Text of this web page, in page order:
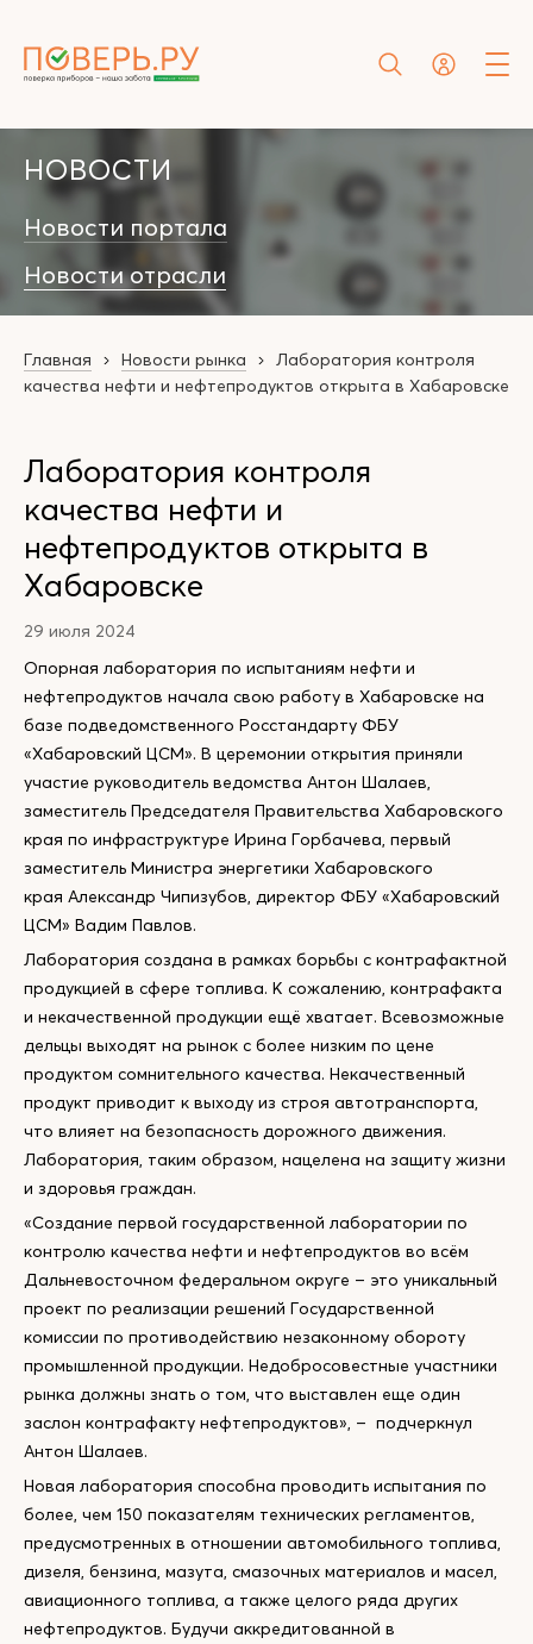
НОВОСТИ
Новости портала
Новости отрасли
Главная Новости рынка
Лаборатория контроля
качества нефти и нефтепродуктов открыта в Хабаровске
Лаборатория контроля
качества нефти и
нефтепродуктов открыта в
Хабаровске
29 июля 2024
Опорная лаборатория по испытаниям нефти и
нефтепродуктов начала свою работу в Хабаровске на
базе подведомственного Росстандарту ФБУ
«Хабаровский ЦСМ». В церемонии открытия приняли
участие руководитель ведомства Антон Шалаев,
заместитель Председателя Правительства Хабаровского
края по инфраструктуре Ирина Горбачева, первый
заместитель Министра энергетики Хабаровского
края Александр Чипизубов, директор ФБУ «Хабаровский
ЦСМ» Вадим Павлов.
Лаборатория создана в рамках борьбы с контрафактной
продукцией в сфере топлива. К сожалению, контрафакта
и некачественной продукции ещё хватает. Всевозможные
дельцы выходят на рынок с более низким по цене
продуктом сомнительного качества. Некачественный
продукт приводит к выходу из строя автотранспорта,
что влияет на безопасность дорожного движения.
Лаборатория, таким образом, нацелена на защиту жизни
и здоровья граждан.
«Создание первой государственной лаборатории по
контролю качества нефти и нефтепродуктов во всём
Дальневосточном федеральном округе – это уникальный
проект по реализации решений Государственной
комиссии по противодействию незаконному обороту
промышленной продукции. Недобросовестные участники
рынка должны знать о том, что выставлен еще один
заслон контрафакту нефтепродуктов», – подчеркнул
Антон Шалаев.
Новая лаборатория способна проводить испытания по
более, чем 150 показателям технических регламентов,
предусмотренных в отношении автомобильного топлива,
дизеля, бензина, мазута, смазочных материалов и масел,
авиационного топлива, а также целого ряда других
нефтепродуктов. Будучи аккредитованной в